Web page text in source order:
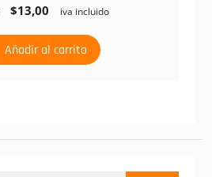
El
original
era:
$13,00
El
actual
es:
iva incluido
Añadir al carrito